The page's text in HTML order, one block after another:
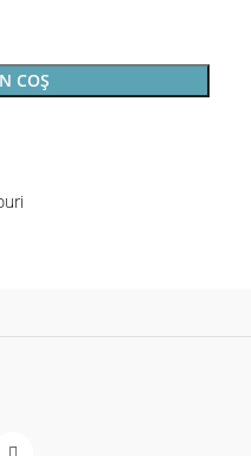
COȘ